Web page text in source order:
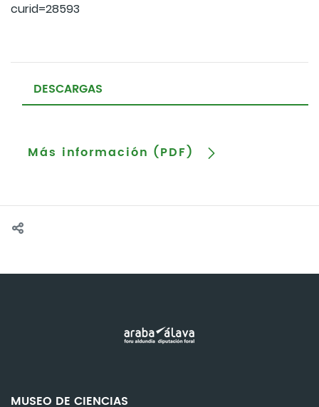
curid=28593
DESCARGAS
Más información (PDF)
MUSEO DE CIENCIAS